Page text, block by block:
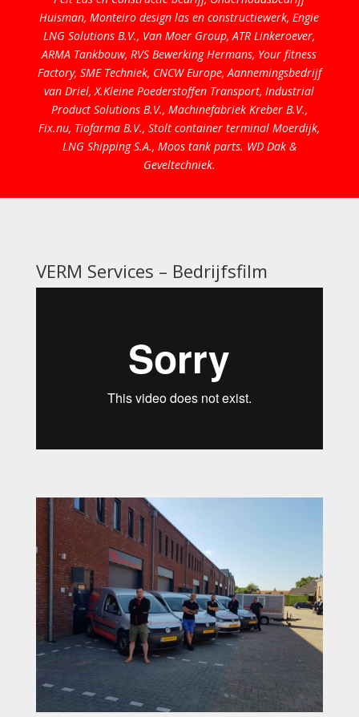
Huisman, Monteiro design las en constructiewerk, Engie
LNG Solutions B.V., Van Moer Group, ATR Linkeroever,
ARMA Tankbouw, RVS Bewerking Hermans, Your fitness
Factory, SME Techniek, CNCW Europe, Aannemingsbedrijf
van Driel, X.Kleine Poederstoffen Transport, Industrial
Product Solutions B.V., Machinefabriek Kreber B.V.,
Fix.nu, Tiofarma B.V., Stolt container terminal Moerdijk,
LNG Shipping S.A., Moos tank parts. WD Dak &
Geveltechniek.
VERM Services – Bedrijfsfilm